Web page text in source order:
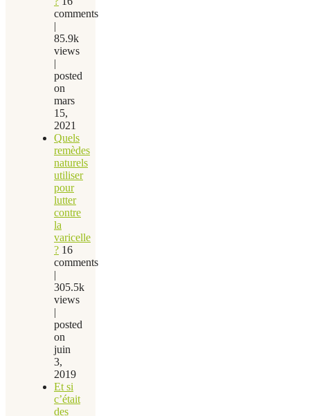
comments
|
85.9k
views
|
posted
on
mars
15,
2021
Quels
remèdes
naturels
utiliser
pour
lutter
contre
la
varicelle
? 16
comments
|
305.5k
views
|
posted
on
juin
3,
2019
Et si
c’était
des